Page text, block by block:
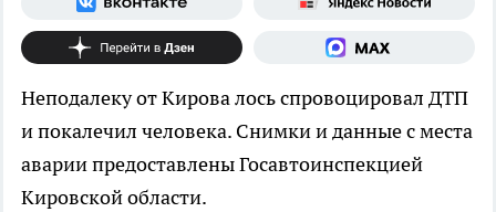
Неподалеку от Кирова лось спровоцировал ДТП
и покалечил человека. Снимки и данные с места
аварии предоставлены Госавтоинспекцией
Кировской области.